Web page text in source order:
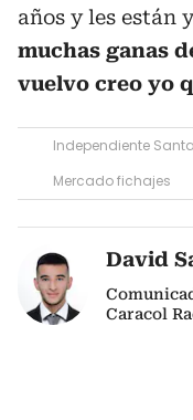
años y les están
muchas ganas
vuelvo creo yo
Independiente
Mercado fichajes
David
Caracol